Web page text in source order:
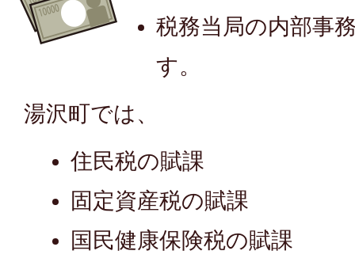
税務当局の内部事
す。
湯沢町では、
住民税の賦課
固定資産税の賦課
国民健康保険税の賦課